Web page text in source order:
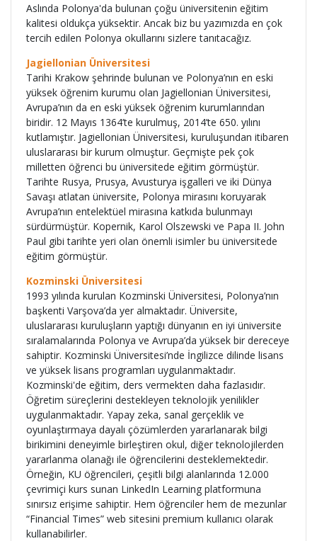
Aslında Polonya'da bulunan çoğu üniversitenin eğitim
kalitesi oldukça yüksektir. Ancak biz bu yazımızda en çok
tercih edilen Polonya okullarını sizlere tanıtacağız.
Jagiellonian Üniversitesi
Tarihi Krakow şehrinde bulunan ve Polonya’nın en eski
yüksek öğrenim kurumu olan Jagiellonian Üniversitesi,
Avrupa’nın da en eski yüksek öğrenim kurumlarından
biridir. 12 Mayıs 1364’te kurulmuş, 2014’te 650. yılını
kutlamıştır. Jagiellonian Üniversitesi, kuruluşundan itibaren
uluslararası bir kurum olmuştur. Geçmişte pek çok
milletten öğrenci bu üniversitede eğitim görmüştür.
Tarihte Rusya, Prusya, Avusturya işgalleri ve iki Dünya
Savaşı atlatan üniversite, Polonya mirasını koruyarak
Avrupa’nın entelektüel mirasına katkıda bulunmayı
sürdürmüştür. Kopernik, Karol Olszewski ve Papa II. John
Paul gibi tarihte yeri olan önemli isimler bu üniversitede
eğitim görmüştür.
Kozminski Üniversitesi
1993 yılında kurulan Kozminski Üniversitesi, Polonya’nın
başkenti Varşova’da yer almaktadır. Üniversite,
uluslararası kuruluşların yaptığı dünyanın en iyi üniversite
sıralamalarında Polonya ve Avrupa’da yüksek bir dereceye
sahiptir. Kozminski Üniversitesi’nde İngilizce dilinde lisans
ve yüksek lisans programları uygulanmaktadır.
Kozminski'de eğitim, ders vermekten daha fazlasıdır.
Öğretim süreçlerini destekleyen teknolojik yenilikler
uygulanmaktadır. Yapay zeka, sanal gerçeklik ve
oyunlaştırmaya dayalı çözümlerden yararlanarak bilgi
birikimini deneyimle birleştiren okul, diğer teknolojilerden
yararlanma olanağı ile öğrencilerini desteklemektedir.
Örneğin, KU öğrencileri, çeşitli bilgi alanlarında 12.000
çevrimiçi kurs sunan LinkedIn Learning platformuna
sınırsız erişime sahiptir. Hem öğrenciler hem de mezunlar
“Financial Times” web sitesini premium kullanıcı olarak
kullanabilirler.